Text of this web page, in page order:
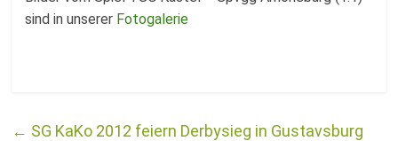
sind in unserer Fotogalerie
← SG KaKo 2012 feiern Derbysieg in Gustavsburg